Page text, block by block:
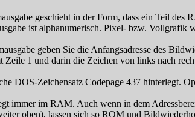
geschieht in der Form, dass ein Teil
ist alphanumerisch. Pixel- bzw. Vollgrafik
geben Sie die Anfangsadresse des
Zeile 1 und darin die Zeichen von links nach
DOS-Zeichensatz Codepage 437 hinterlegt.
immer im RAM. Auch wenn in dem
oben), lassen sich so ROM und